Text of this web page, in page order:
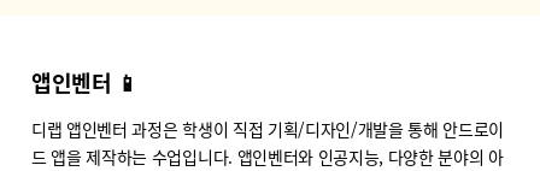
앱인벤터 📱
디랩 앱인벤터 과정은 학생이 직접 기획/디자인/개발을 통해 안드로이
드 앱을 제작하는 수업입니다. 앱인벤터와 인공지능, 다양한 분야의 아